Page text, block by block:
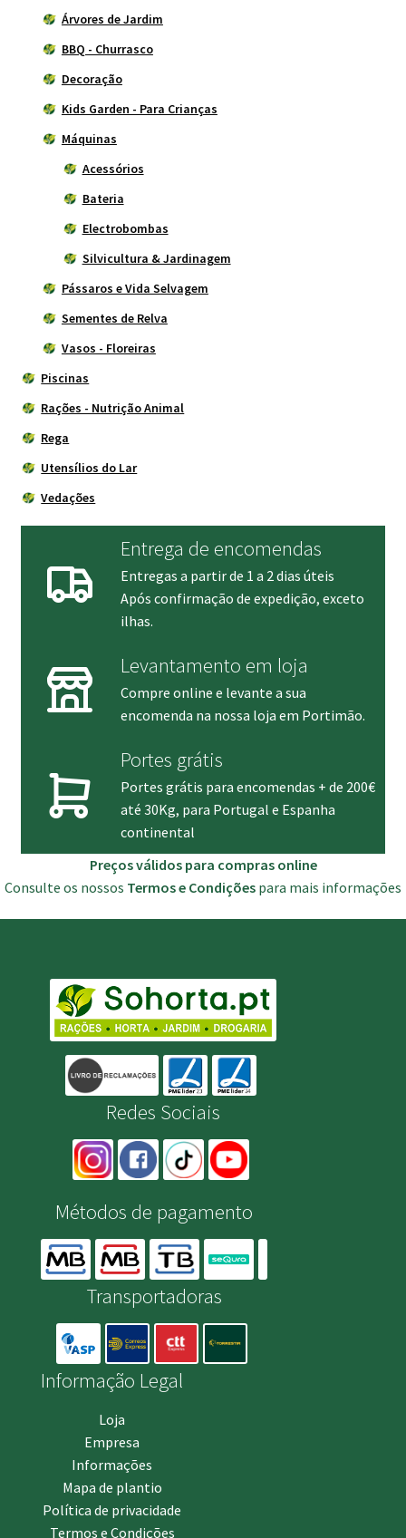
Árvores de Jardim
BBQ - Churrasco
Decoração
Kids Garden - Para Crianças
Máquinas
Acessórios
Bateria
Electrobombas
Silvicultura & Jardinagem
Pássaros e Vida Selvagem
Sementes de Relva
Vasos - Floreiras
Piscinas
Rações - Nutrição Animal
Rega
Utensílios do Lar
Vedações
Entrega de encomendas
Entregas a partir de 1 a 2 dias úteis
Após confirmação de expedição, exceto
ilhas.
Levantamento em loja
Compre online e levante a sua
encomenda na nossa loja em Portimão.
Portes grátis
Portes grátis para encomendas + de 200€
até 30Kg, para Portugal e Espanha
continental
Preços válidos para compras online
Consulte os nossos Termos e Condições para mais informações
Redes Sociais
Métodos de pagamento
Transportadoras
Informação Legal
Loja
Empresa
Informações
Mapa de plantio
Política de privacidade
Termos e Condições